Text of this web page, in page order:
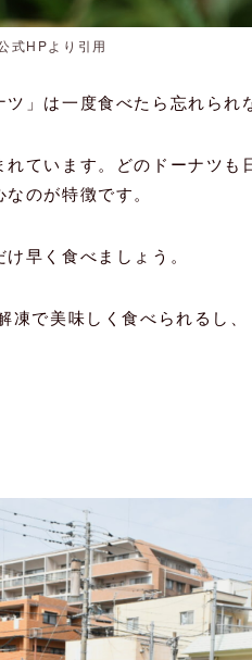
式HPより引用
」は一度食べたら忘れられ
ています。どのドーナツも
のが特徴です。
早く食べましょう。
で美味しく食べられるし、